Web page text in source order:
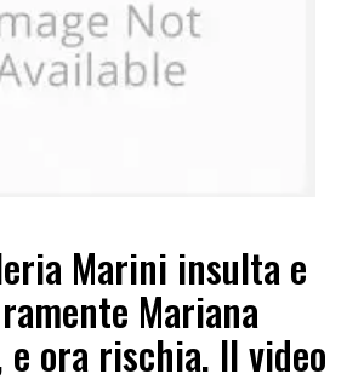
Marini insulta e
Mariana
e ora rischia. Il video